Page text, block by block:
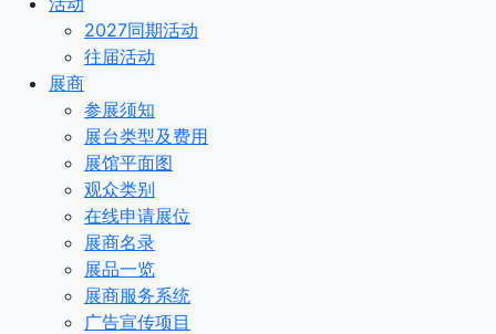
2027同期活动
往届活动
展商
参展须知
展台类型及费用
展馆平面图
观众类别
在线申请展位
展商名录
展品一览
展商服务系统
广告宣传项目